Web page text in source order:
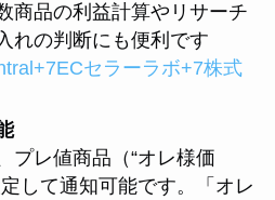
商品の利益計算やリサーチ
れの判断にも便利です
セラーラボ+7株式
プレ値商品（“オレ様価
して通知可能です。「オレ